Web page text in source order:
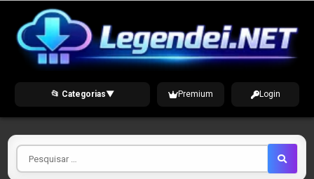
content
📂 Categorias▼ Premium Login
Pesquisar
por